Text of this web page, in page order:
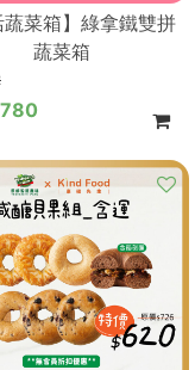
蔬菜箱】綠拿鐵雙拼
蔬菜箱
780